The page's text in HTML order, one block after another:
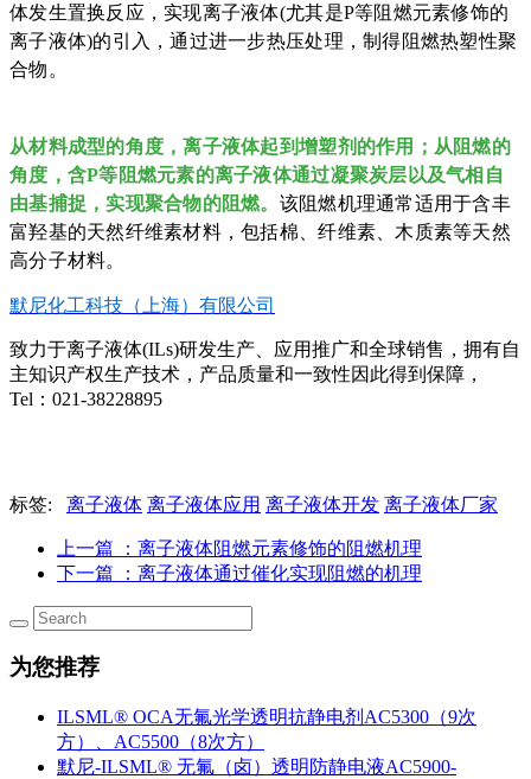
体发生置换反应，实现离子液体(尤其是P等阻燃元素修饰的
离子液体)的引入，通过进一步热压处理，制得阻燃热塑性聚
合物。
从材料成型的角度，离子液体起到增塑剂的作用；从阻燃的
角度，含P等阻燃元素的离子液体通过凝聚炭层以及气相自
由基捕捉，实现聚合物的阻燃。 该阻燃机理通常适用于含丰
富羟基的天然纤维素材料，包括棉、纤维素、木质素等天然
高分子材料。
默尼化工科技（上海）有限公司
致力于离子液体(ILs)研发生产、应用推广和全球销售，拥有自
主知识产权生产技术，产品质量和一致性因此得到保障，
Tel：021-38228895
标签: 离子液体 离子液体应用 离子液体开发 离子液体厂家
上一篇
：离子液体阻燃元素修饰的阻燃机理
下一篇
：离子液体通过催化实现阻燃的机理
为您推荐
ILSML® OCA无氟光学透明抗静电剂AC5300（9次
方）、AC5500（8次方）
默尼-ILSML® 无氟（卤）透明防静电液AC5900-